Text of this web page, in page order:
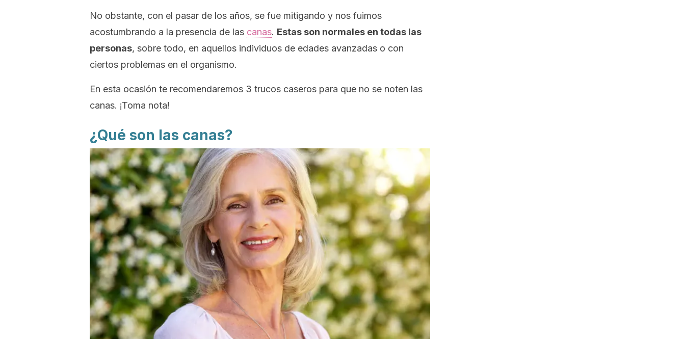
No obstante, con el pasar de los años, se fue mitigando y nos fuimos
acostumbrando a la presencia de las canas. Estas son normales en todas las
personas, sobre todo, en aquellos individuos de edades avanzadas o con
ciertos problemas en el organismo.
En esta ocasión te recomendaremos 3 trucos caseros para que no se noten las
canas. ¡Toma nota!
¿Qué son las canas?